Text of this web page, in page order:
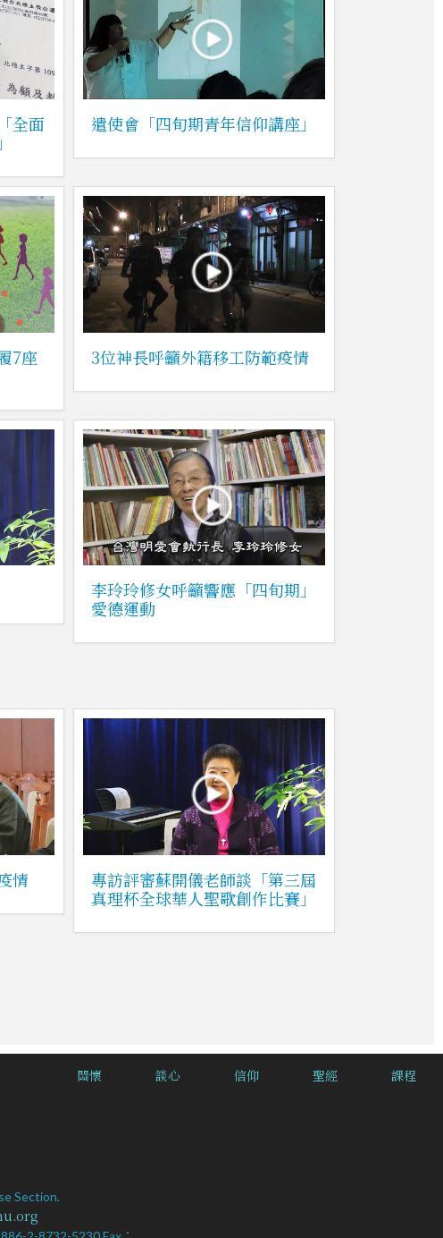
全面
遣使會「四旬期青年信仰講座」
7座
3位神長呼籲外籍移工防範疫情
李玲玲修女呼籲響應「四旬期」
愛德運動
情
專訪評審蘇開儀老師談「第三屆
真理杯全球華人聖歌創作比賽」
關懷 談心 信仰 聖經 課程
Section.